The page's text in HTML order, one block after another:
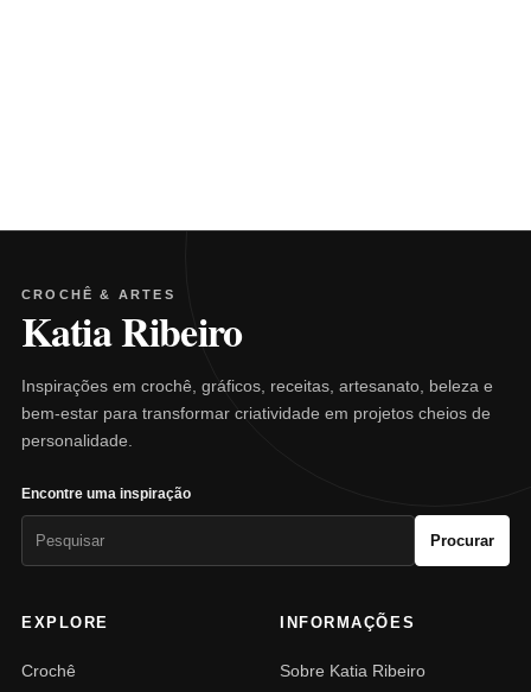
CROCHÊ & ARTES
Katia Ribeiro
Inspirações em crochê, gráficos, receitas, artesanato, beleza e
bem-estar para transformar criatividade em projetos cheios de
personalidade.
Encontre uma inspiração
Procurar
EXPLORE
Crochê
INFORMAÇÕES
Sobre Katia Ribeiro